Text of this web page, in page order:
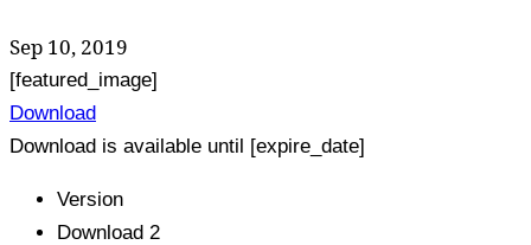
Sep 10, 2019
[featured_image]
Download
Download is available until [expire_date]
Version
Download 2